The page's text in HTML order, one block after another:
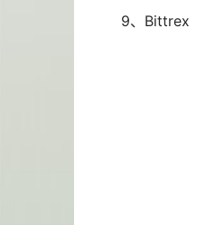
9、Bittrex